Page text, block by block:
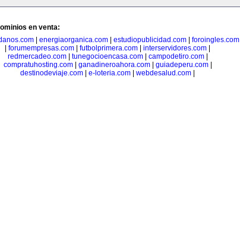
en venta:
| energiaorganica.com| estudiopublicidad.com| foroingles.com
forumempresas.com futbolprimera.com interservidores.com
redmercadeo.com| tunegocioencasa.com| campodetiro.com|
compratuhosting.com| ganadineroahora.com| guiadeperu.com|
destinodeviaje.com
e-loteria.com webdesalud.com